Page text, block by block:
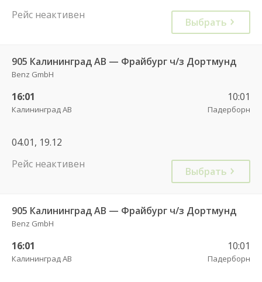
Рейс неактивен
Выбрать
905 Калининград АВ — Фрайбург ч/з Дортмунд
Benz GmbH
16:01
Калининград АВ
10:01
Падерборн
04.01, 19.12
Рейс неактивен
Выбрать
905 Калининград АВ — Фрайбург ч/з Дортмунд
Benz GmbH
16:01
Калининград АВ
10:01
Падерборн